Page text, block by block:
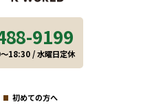
9199
18:30 / 水曜日定休
初めての方へ